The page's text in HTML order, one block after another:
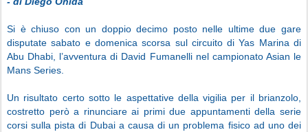
Si è chiuso con un doppio decimo posto nelle ultime due gare
disputate sabato e domenica scorsa sul circuito di Yas Marina di
Abu Dhabi, l’avventura di David Fumanelli nel campionato Asian le
Mans Series.
Un risultato certo sotto le aspettative della vigilia per il brianzolo,
costretto però a rinunciare ai primi due appuntamenti della serie
corsi sulla pista di Dubai a causa di un problema fisico ad uno dei